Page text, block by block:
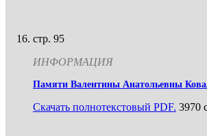
стр. 95
ИНФОРМАЦИЯ
Памяти Валентины Анатольевны
Скачать полнотекстовый PDF. 3970